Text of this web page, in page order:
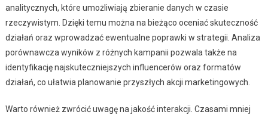
analitycznych, które umożliwiają zbieranie danych w czasie
rzeczywistym. Dzięki temu można na bieżąco oceniać skuteczność
działań oraz wprowadzać ewentualne poprawki w strategii. Analiza
porównawcza wyników z różnych kampanii pozwala także na
identyfikację najskuteczniejszych influencerów oraz formatów
działań, co ułatwia planowanie przyszłych akcji marketingowych.
Warto również zwrócić uwagę na jakość interakcji. Czasami mniej